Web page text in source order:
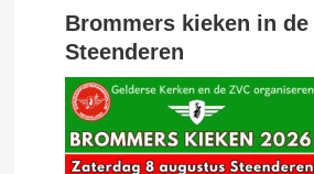
Brommers kieken in de
Steenderen